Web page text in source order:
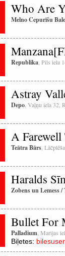
Who Are
Melno Cepurīšu
Republika , Pils iela
Astray
Depo , Vaļņu iela 32,
A Farewell
Teātra Bārs ,
Haralds
Zobens un Lemess /
Bullet For
Palladium , Marijas
Biļetes: